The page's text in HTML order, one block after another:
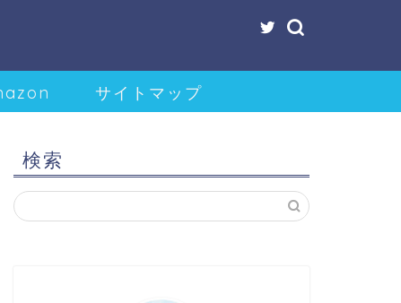
サイトマップ
検索